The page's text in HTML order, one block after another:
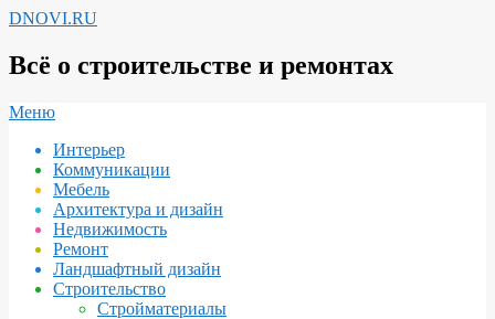
Перейти
содержимому
DNOVI.RU
Всё о строительстве и ремонтах
Вторичное
навигации
Меню
Интерьер
Коммуникации
Мебель
Архитектура и дизайн
Недвижимость
Ремонт
Ландшафтный дизайн
Строительство
Стройматериалы